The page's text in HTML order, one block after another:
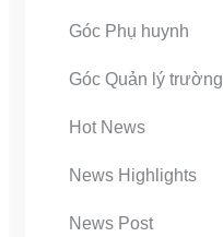
Góc Phụ huynh
Góc Quản lý trường
Hot News
News Highlights
News Post